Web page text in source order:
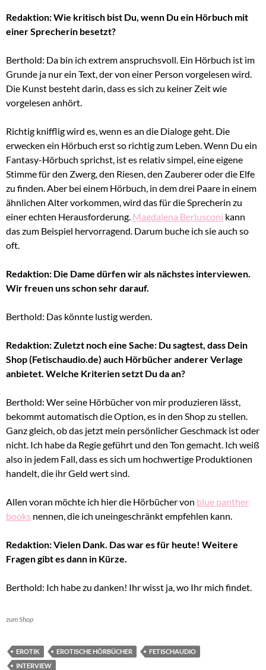
Redaktion: Wie kritisch bist Du, wenn Du ein Hörbuch mit
einer Sprecherin besetzt?
Berthold: Da bin ich extrem anspruchsvoll. Ein Hörbuch ist im
Grunde ja nur ein Text, der von einer Person vorgelesen wird.
Die Kunst besteht darin, dass es sich zu keiner Zeit wie
vorgelesen anhört.
Richtig knifflig wird es, wenn es an die Dialoge geht. Die
erwecken ein Hörbuch erst so richtig zum Leben. Wenn Du ein
Fantasy-Hörbuch sprichst, ist es relativ simpel, eine eigene
Stimme für den Zwerg, den Riesen, den Zauberer oder die Elfe
zu finden. Aber bei einem Hörbuch, in dem drei Paare in einem
ähnlichen Alter vorkommen, wird das für die Sprecherin zu
einer echten Herausforderung. Magdalena Berlusconi kann
das zum Beispiel hervorragend. Darum buche ich sie auch so
oft.
Redaktion: Die Dame dürfen wir als nächstes interviewen.
Wir freuen uns schon sehr darauf.
Berthold: Das könnte lustig werden.
Redaktion: Zuletzt noch eine Sache: Du sagtest, dass Dein
Shop (Fetischaudio.de) auch Hörbücher anderer Verlage
anbietet. Welche Kriterien setzt Du da an?
Berthold: Wer seine Hörbücher von mir produzieren lässt,
bekommt automatisch die Option, es in den Shop zu stellen.
Ganz gleich, ob das jetzt mein persönlicher Geschmack ist oder
nicht. Ich habe da Regie geführt und den Ton gemacht. Ich weiß
also in jedem Fall, dass es sich um hochwertige Produktionen
handelt, die ihr Geld wert sind.
Allen voran möchte ich hier die Hörbücher von blue panther
books nennen, die ich uneingeschränkt empfehlen kann.
Redaktion: Vielen Dank. Das war es für heute! Weitere
Fragen gibt es dann in Kürze.
Berthold: Ich habe zu danken! Ihr wisst ja, wo Ihr mich findet.
zum Shop
EROTIK EROTISCHE HÖRBÜCHER
FETISCHAUDIO
INTERVIEW